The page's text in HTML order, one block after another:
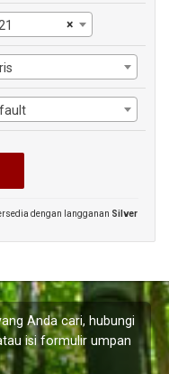
×
dengan langganan Silver
Anda cari, hubungi
isi formulir umpan